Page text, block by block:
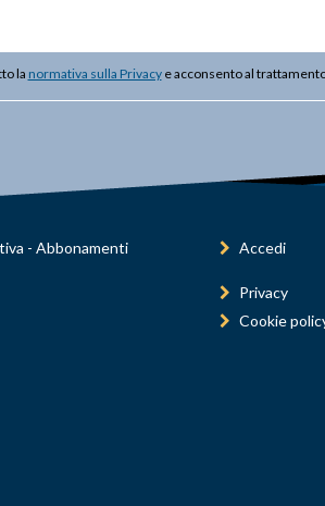
la normativa sulla Privacye acconsento al
- Abbonamenti
Accedi
Privacy
Cookie